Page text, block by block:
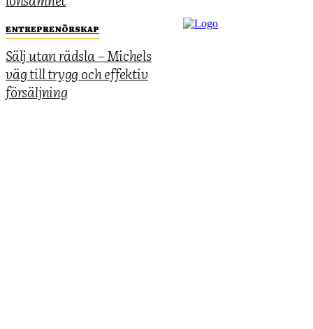
ENTREPRENÖRSKAP
Sälj utan rädsla – Michels
väg till trygg och effektiv
försäljning